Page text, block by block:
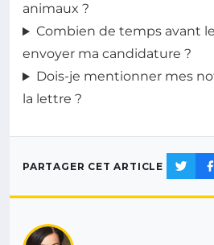
animaux ?
Combien de temps avant
envoyer ma candidature ?
Dois-je mentionner mes
la lettre ?
PARTAGER CET ARTICLE